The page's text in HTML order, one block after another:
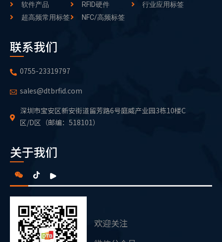
软件产品 RFID硬件
行业应用标签
超高频常用标签
NFC/高频标签
联系我们
0755-23319797
sales@dtbrfid.com
深圳市宝安区新安街道留芳路6号庭威产业园3栋10楼C
区/D区（邮编：518101）
关于我们
欢迎关注